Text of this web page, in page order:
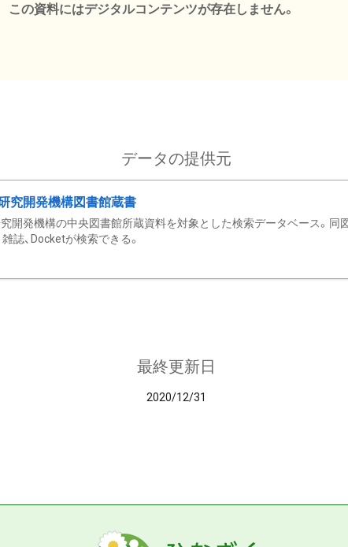
この資料にはデジタルコンテンツが存在しません。
データの提供元
究開発機構図書館蔵書
開発機構の中央図書館所蔵資料を対象とした検索データベース。同
雑誌、Docketが検索できる。
最終更新日
2020/12/31